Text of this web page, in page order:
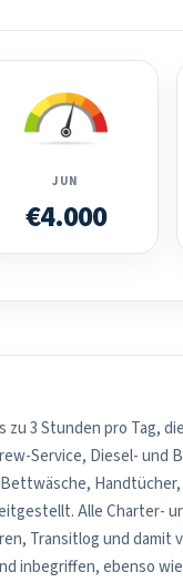
JUN
€4.000
3 Stunden pro Tag,
Service, Diesel- und
Alle Charter-
Transitlog und damit
inbegriffen, ebenso